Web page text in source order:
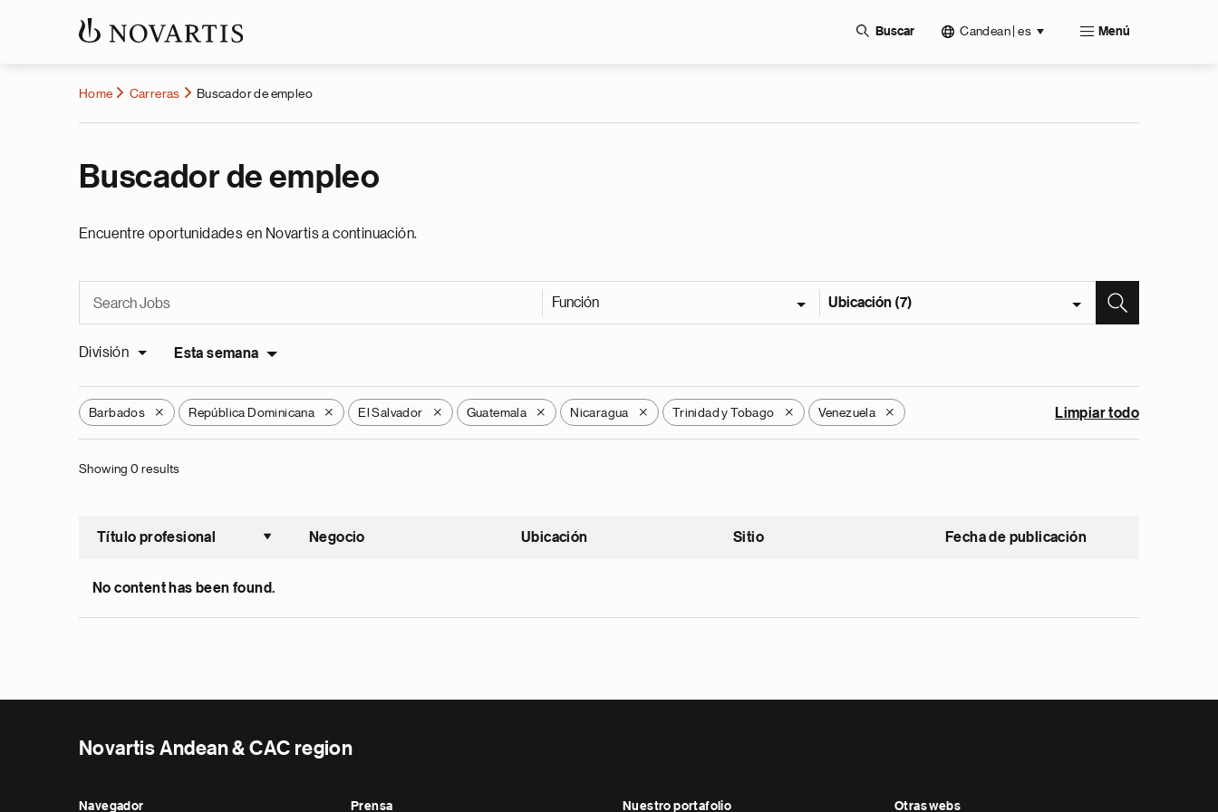
Buscar Candean | es Menú
Home Carreras Buscador de empleo
Buscador de empleo
Encuentre oportunidades en Novartis a continuación.
Función Ubicación (7)
División Esta semana
Barbados X República Dominicana X El Salvador X Guatemala X Nicaragua X Trinidad y Tobago X Venezuela X Limpiar todo
Showing 0 results
Título profesional
Ordenar ascendente
Negocio Ubicación Sitio Fecha de publicación
No content has been found.
Novartis Andean & CAC region
Navegador Prensa Nuestro portafolio Otras webs